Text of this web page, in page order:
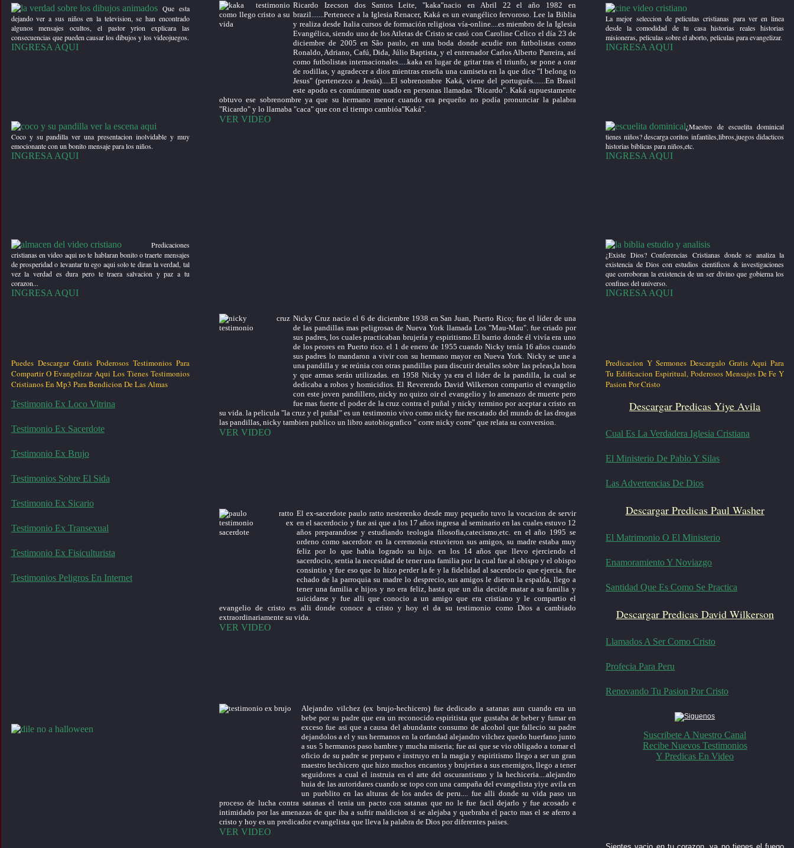
Que esta
dejando ver a sus niños en la television, se han encontrado
algunos mensajes ocultos, el pastor yrion explicara las
consecuencias que pueden causar los dibujos y los videojuegos.
INGRESA AQUI
Coco y su pandilla ver una presentacion inolvidable y muy
emocionante con un bonito mensaje para los niños.
INGRESA AQUI
Predicaciones
cristianas en video aqui no te hablaran bonito o traerte mensajes
de prosperidad o levantar tu ego aqui solo te diran la verdad, tal
vez la verdad es dura pero te traera salvacion y paz a tu
corazon...
INGRESA AQUI
Puedes Descargar Gratis Poderosos Testimonios Para
Compartir O Evangelizar Aqui Los Tienes Testimonios
Cristianos En Mp3 Para Bendicion De Las Almas
Testimonio Ex Loco Vitrina
Testimonio Ex Sacerdote
Testimonio Ex Brujo
Testimonios Sobre El Sida
Testimonio Ex Sicario
Testimonio Ex Transexual
Testimonio Ex Fisiculturista
Testimonios Peligros En Internet
Ricardo Izecson dos Santos Leite, "kaka"nacio en Abril 22 el año 1982 en
brazil.......Pertenece a la Iglesia Renacer, Kaká es un evangélico fervoroso. Lee la Biblia
y realiza desde Italia cursos de formación religiosa vía-online....es miembro de la Iglesia
Evangélica, siendo uno de los Atletas de Cristo se casó con Caroline Celico el día 23 de
diciembre de 2005 en São paulo, en una boda donde acudie ron futbolistas como
Ronaldo, Adriano, Cafú, Dida, Júlio Baptista, y el entrenador Carlos Alberto Parreira, así
como futbolistas internacionales.....kaka en lugar de gritar tras el triunfo, se pone a orar
de rodillas, y agradecer a dios mientras enseña una camiseta en la que dice "I belong to
Jesus" (pertenezco a Jesús).....El sobrenombre Kaká, viene del portugués.......En Brasil
este apodo es comúnmente usado en personas llamadas "Ricardo". Kaká supuestamente
obtuvo ese sobrenombre ya que su hermano menor cuando era pequeño no podía pronunciar la palabra
"Ricardo" y lo llamaba "caca" que con el tiempo cambióa"Kaká".
VER VIDEO
Nicky Cruz nacio el 6 de diciembre 1938 en San Juan, Puerto Rico; fue el líder de una
de las pandillas mas peligrosas de Nueva York llamada Los "Mau-Mau". fue criado por
sus padres, los cuales practicaban brujería y espiritismo.El barrio donde él vivía era uno
de los peores en Puerto rico. el 1 de enero de 1955 cuando Nicky tenía 16 años cuando
sus padres lo mandaron a vivir con su hermano mayor en Nueva York. Nicky se une a
una pandilla y se reúnia con otras pandillas para discutir detalles sobre las peleas,la hora
y que armas serán utilizadas. en 1958 Nicky ya era el lider de la pandilla, la cual se
dedicaba a robos y homicidios. El Reverendo David Wilkerson compartio el evangelio
con este joven pandillero, nicky no quizo oir el evangelio y lo amenazo de muerte pero
fue mas fuerte el poder de la cruz contra el puñal y nicky termino por aceptar a cristo en
su vida. la pelicula "la cruz y el puñal" es un testimonio vivo como nicky fue rescatado del mundo de las drogas
las pandillas, nicky tambien publico un libro autobiografico " corre nicky corre" que relata su conversion.
VER VIDEO
El ex-sacerdote paulo ratto nesterenko desde muy pequeño tuvo la vocacion de servir
en el sacerdocio y fue asi que a los 17 años ingresa al seminario en las cuales estuvo 12
años preparandose y estudiando teologia filosofia,catecismo,etc. en el año 1995 se
ordeno como sacerdote en la ceremonia estuvieron sus amigos, su madre estaba muy
feliz por lo que habia logrado su hijo. en los 14 años que llevo ejerciendo el
sacerdocio, sentia la necesidad de tener una familia por la cual fue al obispo y el obispo
consintio y fue eso que lo hizo perder la fe y la fidelidad al sacerdocio que ejercia. fue
echado de la parroquia su madre lo desprecio, sus amigos le dieron la espalda, llego a
tener una familia e hijos y no era feliz, hasta que un dia decide matar a su familia y
suicidarse y fue alli que conocio a un amigo que era cristiano y le compartio el
evangelio de cristo es alli donde conoce a cristo y hoy el da su testimonio como Dios a cambiado
extraordinariamente su vida.
VER VIDEO
Alejandro vilchez (ex brujo-hechicero) fue dedicado a satanas aun cuando era un
bebe por su padre que era un reconocido espiritista que gustaba de beber y fumar en
exceso fue asi que a causa del abundante consumo de alcohol que fallecio su padre
dejandolos a el y sus hermanos en la orfandad alejandro vilchez quedo huerfano junto
a sus 5 hermanos paso hambre y mucha miseria; fue asi que se vio obligado a tomar el
oficio de su padre se preparo e instruyo en la magia y espiritismo llego a ser un gran
maestro hechicero que hizo muchos encantos y brujerias a sus enemigos, llego a tener
seguidores a cual el instruia en el arte del oscurantismo y la hechiceria....alejandro
huia de las autoridares cuando se topo con una campaña del evangelista yiye avila en
un pueblito en las alturas de los andes de peru.... fue alli donde su vida paso un
proceso de lucha contra satanas el tenia un pacto con satanas que no le fue facil dejarlo y fue acosado e
intimidado por las amenazas de que iba a sufrir maldicion si se alejaba y quebraba el pacto mas el se aferro a
cristo y hoy es un predicador evangelista que lleva la palabra de Dios por diferentes paises.
VER VIDEO
La mejor seleccion de peliculas cristianas para ver en linea
desde la comodidad de tu casa historias reales historias
misioneras, peliculas sobre el aborto, peliculas para evangelizar.
INGRESA AQUI
¿Maestro de escuelita dominical
tienes niños? descarga coritos infantiles,libros,juegos didacticos
historias biblicas para niños,etc.
INGRESA AQUI
¿Existe Dios? Conferencias Cristianas donde se analiza la
existencia de Dios con estudios cientificos & investigaciones
que corroboran la existencia de un ser divino que gobierna los
confines del universo.
INGRESA AQUI
Predicacion Y Sermones Descargalo Gratis Aqui Para
Tu Edificacion Espiritual, Poderosos Mensajes De Fe Y
Pasion Por Cristo
Descargar Predicas Yiye Avila
Cual Es La Verdadera Iglesia Cristiana
El Ministerio De Pablo Y Silas
Las Advertencias De Dios
Descargar Predicas Paul Washer
El Matrimonio O El Ministerio
Enamoramiento Y Noviazgo
Santidad Que Es Como Se Practica
Descargar Predicas David Wilkerson
Llamados A Ser Como Cristo
Profecia Para Peru
Renovando Tu Pasion Por Cristo
Suscribete A Nuestro Canal
Recibe Nuevos Testimonios
Y Predicas En Video